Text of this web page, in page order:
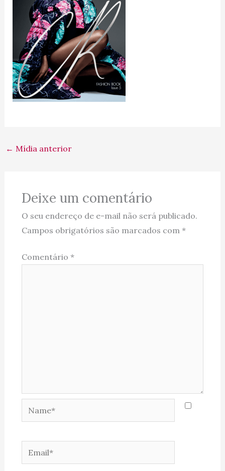
← Mídia anterior
Deixe um comentário
O seu endereço de e-mail não será publicado.
Campos obrigatórios são marcados com *
Comentário *
Name*
Email*